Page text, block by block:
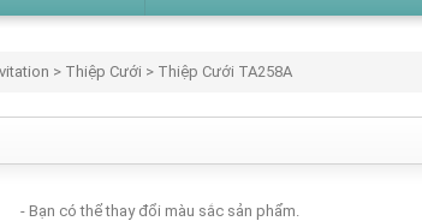
> Thiệp Cưới > Thiệp Cưới TA258A
- Bạn có thể thay đổi màu sắc sản phẩm.